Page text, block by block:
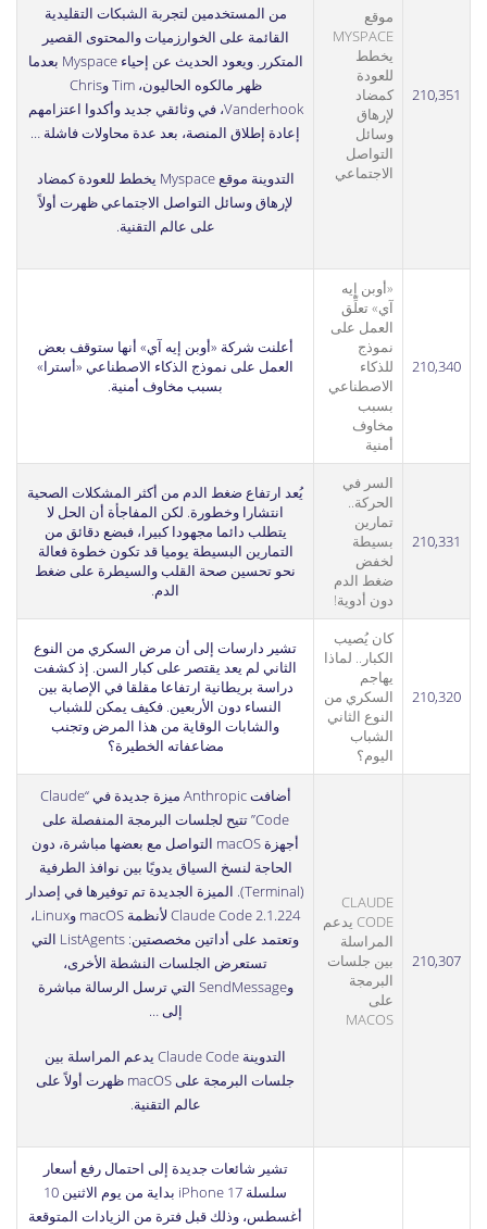
210,351
موقع
MYSPACE
يخطط
للعودة
كمضاد
لإرهاق
وسائل
التواصل
الاجتماعي
من المستخدمين لتجربة الشبكات التقليدية
القائمة على الخوارزميات والمحتوى القصير
المتكرر. ويعود الحديث عن إحياء Myspace بعدما
ظهر مالكوه الحاليون، Tim وChris
Vanderhook، في وثائقي جديد وأكدوا اعتزامهم
إعادة إطلاق المنصة، بعد عدة محاولات فاشلة …
التدوينة
موقع Myspace يخطط للعودة كمضاد
لإرهاق وسائل التواصل الاجتماعيظهرت أولاً
على عالم التقنية.
210,340
«أوبن إيه
آي» تعلِّق
العمل على
نموذج
للذكاء
الاصطناعي
بسبب
مخاوف
أمنية
أعلنت شركة «أوبن إيه آي» أنها ستوقف بعض
العمل على نموذج الذكاء الاصطناعي «أسترا»
بسبب مخاوف أمنية.
210,331
السر في
الحركة..
تمارين
بسيطة
لخفض
ضغط الدم
دون أدوية!
يُعد ارتفاع ضغط الدم من أكثر المشكلات الصحية
انتشارا وخطورة. لكن المفاجأة أن الحل لا
يتطلب دائما مجهودا كبيرا، فبضع دقائق من
التمارين البسيطة يوميا قد تكون خطوة فعالة
نحو تحسين صحة القلب والسيطرة على ضغط
الدم.
210,320
كان يُصيب
الكبار.. لماذا
يهاجم
السكري من
النوع الثاني
الشباب
اليوم؟
تشير دارسات إلى أن مرض السكري من النوع
الثاني لم يعد يقتصر على كبار السن. إذ كشفت
دراسة بريطانية ارتفاعا مقلقا في الإصابة بين
النساء دون الأربعين. فكيف يمكن للشباب
والشابات الوقاية من هذا المرض وتجنب
مضاعفاته الخطيرة؟
210,307
CLAUDE
CODE يدعم
المراسلة
بين جلسات
البرمجة
على
MACOS
أضافت Anthropic ميزة جديدة في “Claude
Code” تتيح لجلسات البرمجة المنفصلة على
أجهزة macOS التواصل مع بعضها مباشرة، دون
الحاجة لنسخ السياق يدويًا بين نوافذ الطرفية
(Terminal). الميزة الجديدة تم توفيرها في إصدار
Claude Code 2.1.224 لأنظمة macOS وLinux،
وتعتمد على أداتين مخصصتين: ListAgents التي
تستعرض الجلسات النشطة الأخرى،
وSendMessage التي ترسل الرسالة مباشرة
إلى …
التدوينة
Claude Code يدعم المراسلة بين
جلسات البرمجة على macOS
ظهرت أولاً على
عالم التقنية.
تشير شائعات جديدة إلى احتمال رفع أسعار
سلسلة iPhone 17 بداية من يوم الاثنين 10
أغسطس، وذلك قبل فترة من الزيادات المتوقعة